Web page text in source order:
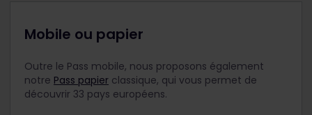
Mobile ou papier
Outre le Pass mobile, nous proposons également
notre Pass papier classique, qui vous permet de
découvrir 33 pays européens.